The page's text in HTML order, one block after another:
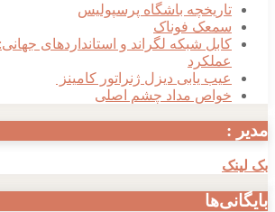
تاریخچه باشگاه پرسپولیس
سمعک فوناک
کابل شبکه لگراند و استانداردهای
عملکرد
عیب یابی دیزل ژنراتور کامینز
خواص مداد چشم اصلی
مدیر :
بک لینک
بایگانی‌ها